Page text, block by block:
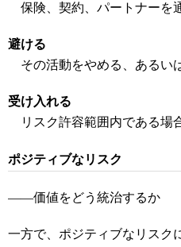
保険、契約、パートナーを
避ける
その活動をやめる、あるい
受け入れる
リスク許容範囲内である場
ポジティブなリスク
――価値をどう統治するか
一方で、ポジティブなリスク